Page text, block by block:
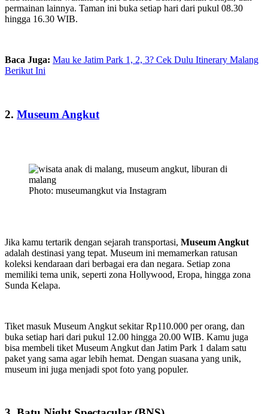
permainan lainnya. Taman ini buka setiap hari dari pukul 08.30
hingga 16.30 WIB.
Baca Juga: Mau ke Jatim Park 1, 2, 3? Cek Dulu Itinerary Malang
Berikut Ini
2. Museum Angkut
Photo: museumangkut via Instagram
Jika kamu tertarik dengan sejarah transportasi, Museum Angkut
adalah destinasi yang tepat. Museum ini memamerkan ratusan
koleksi kendaraan dari berbagai era dan negara. Setiap zona
memiliki tema unik, seperti zona Hollywood, Eropa, hingga zona
Sunda Kelapa.
Tiket masuk Museum Angkut sekitar Rp110.000 per orang, dan
buka setiap hari dari pukul 12.00 hingga 20.00 WIB. Kamu juga
bisa membeli tiket Museum Angkut dan Jatim Park 1 dalam satu
paket yang sama agar lebih hemat. Dengan suasana yang unik,
museum ini juga menjadi spot foto yang populer.